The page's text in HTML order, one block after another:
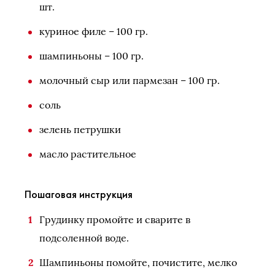
шт.
куриное филе – 100 гр.
шампиньоны – 100 гр.
молочный сыр или пармезан – 100 гр.
соль
зелень петрушки
масло растительное
Пошаговая инструкция
Грудинку промойте и сварите в
подсоленной воде.
Шампиньоны помойте, почистите, мелко